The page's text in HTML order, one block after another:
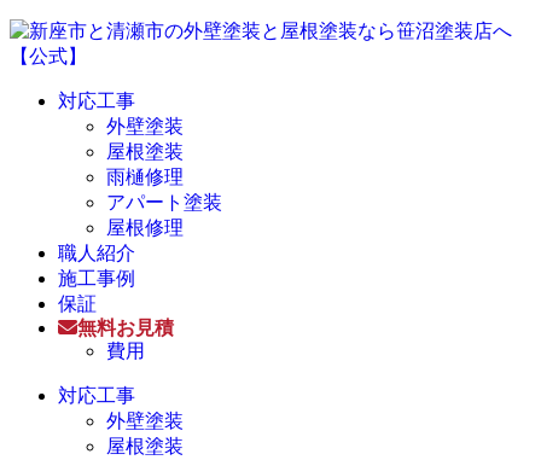
対応工事
外壁塗装
屋根塗装
雨樋修理
アパート塗装
屋根修理
職人紹介
施工事例
保証
無料お見積
費用
対応工事
外壁塗装
屋根塗装